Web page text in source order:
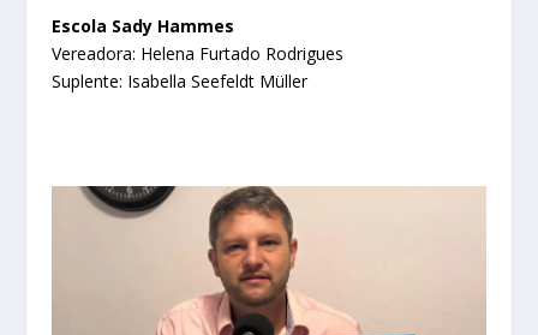
Escola Sady Hammes
Vereadora: Helena Furtado Rodrigues
Suplente: Isabella Seefeldt Müller